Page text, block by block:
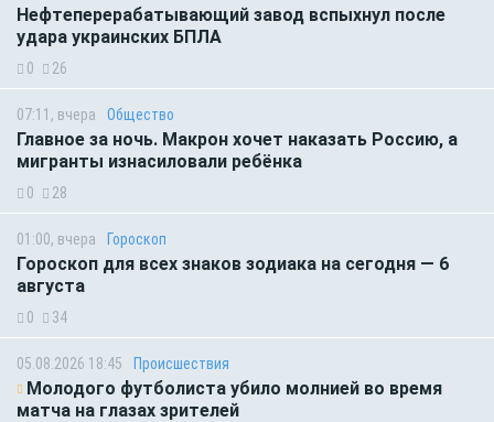
Нефтеперерабатывающий завод вспыхнул после
удара украинских БПЛА
0 26
07:11, вчера Общество
Главное за ночь. Макрон хочет наказать Россию, а
мигранты изнасиловали ребёнка
0 28
01:00, вчера Гороскоп
Гороскоп для всех знаков зодиака на сегодня — 6
августа
0 34
05.08.2026 18:45 Происшествия
Молодого футболиста убило молнией во время
матча на глазах зрителей